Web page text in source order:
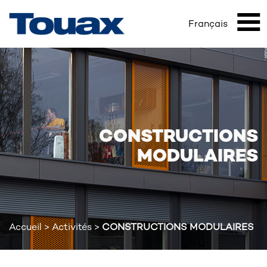
au
contenu
Français
CONSTRUCTIONS
MODULAIRES
FIL
D'ARIANE
Accueil>Activités > CONSTRUCTIONS MODULAIRES